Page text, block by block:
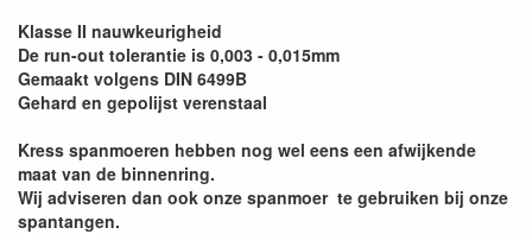
Klasse II nauwkeurigheid
De run-out tolerantie is 0,003 - 0,015mm
Gemaakt volgens DIN 6499B
Gehard en gepolijst verenstaal
Kress spanmoeren hebben nog wel eens een afwijkende
maat van de binnenring.
Wij adviseren dan ook onze spanmoer te gebruiken bij onze
spantangen.